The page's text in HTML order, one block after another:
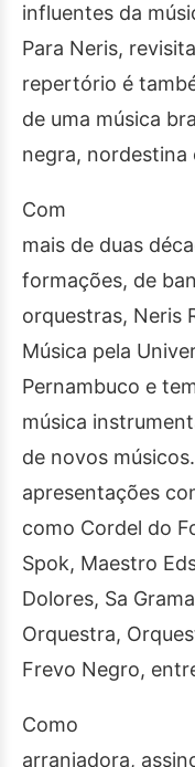
influentes da
Para Neris,
repertório é
de uma música
negra, nordestina
Com
mais de duas
formações, de
orquestras, Neris
Música pela
Pernambuco e
música
de novos
apresentações
como Cordel do
Spok, Maestro
Dolores, Sa
Orquestra,
Frevo Negro,
Como
arranjadora,